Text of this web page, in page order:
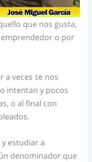
que nos gusta,
o por
a veces se nos
intentan y pocos
o al final con
estudiar a
denominador que